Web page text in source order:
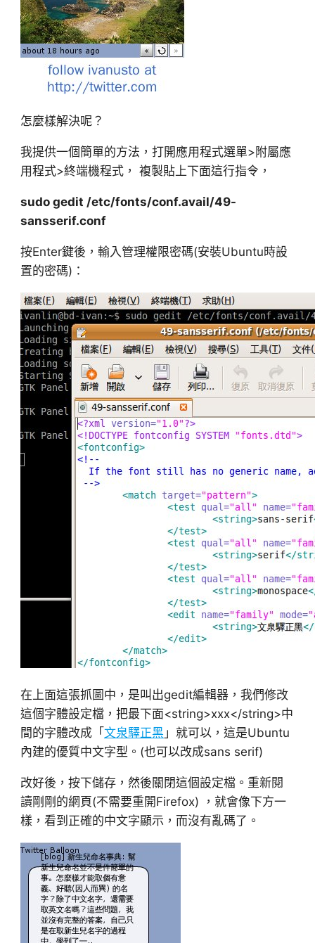
怎麼樣解決呢？
我提供一個簡單的方法，打開應用程式選單>附屬應
用程式>終端機程式， 複製貼上下面這行指令，
sudo gedit /etc/fonts/conf.avail/49-
sansserif.conf
按Enter鍵後，輸入管理權限密碼(安裝Ubuntu時設
置的密碼)：
在上面這張抓圖中，是叫出gedit編輯器，我們修改
這個字體設定檔，把最下面<string>xxx</string>中
間的字體改成「文泉驛正黑 」就可以，這是Ubuntu
內建的優質中文字型。(也可以改成sans serif)
改好後，按下儲存，然後關閉這個設定檔。重新閱
讀剛剛的網頁(不需要重開Firefox) ，就會像下方一
樣，看到正確的中文字顯示，而沒有亂碼了。